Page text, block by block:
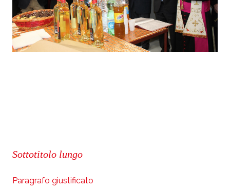
Sottotitolo lungo
Paragrafo giustificato